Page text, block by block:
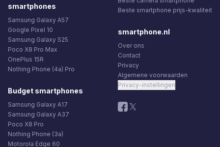
smartphones
Samsung Galaxy A57
Google Pixel 10
Samsung Galaxy S25
Poco X8 Pro Max
OnePlus 15R
Nothing Phone (4a) Pro
Budget smartphones
Samsung Galaxy A17
Samsung Galaxy A37
Poco X8 Pro
Nothing Phone (3a)
Motorola Edge 60
Beste smartphone prijs-kwaliteit
smartphone.nl
Over ons
Contact
Privacy
Algemene voorwaarden
Privacy-instellingen